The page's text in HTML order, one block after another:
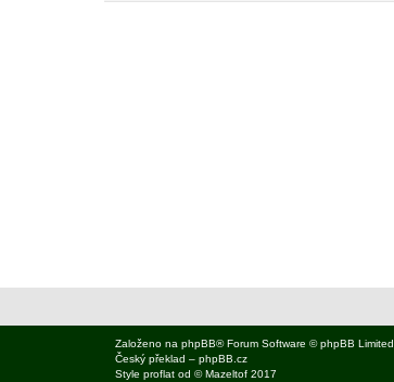
Založeno na phpBB® Forum Software © phpBB Limited
Český překlad – phpBB.cz
Style proflat od ©Mazeltof 2017